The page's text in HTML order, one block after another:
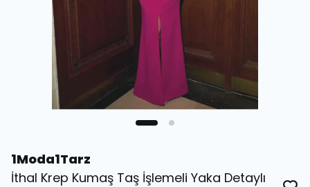
1Moda1Tarz
İthal Krep Kumaş Taş İşlemeli Yaka Detaylı